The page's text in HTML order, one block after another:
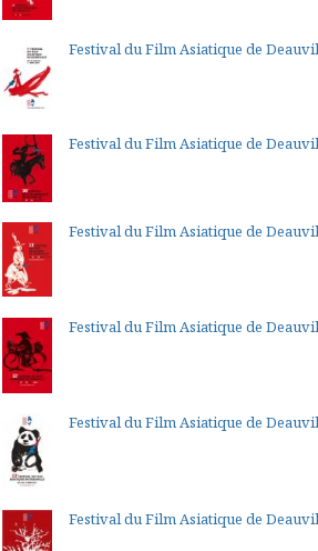
Festival du Film Asiatique de
Festival du Film Asiatique de
Festival du Film Asiatique de
Festival du Film Asiatique de
Festival du Film Asiatique de
Festival du Film Asiatique de